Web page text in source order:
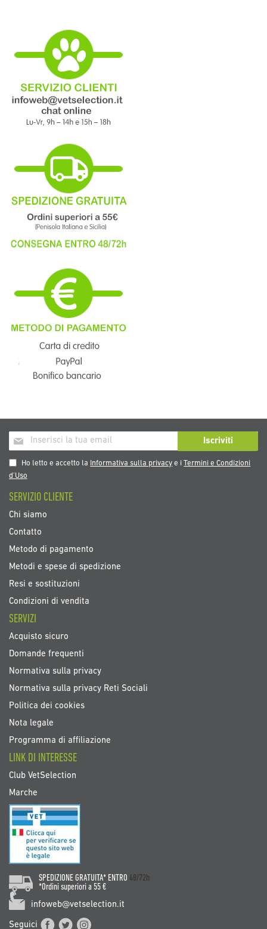
Iscriviti
alla
nostra
Newsletter:
Iscriviti
Ho letto e accetto la Informativa sulla privacy e iTermini e Condizioni
d’Uso
SERVIZIO CLIENTE
Chi siamo
Contatto
Metodo di pagamento
Metodi e spese di spedizione
Resi e sostituzioni
Condizioni di vendita
SERVIZI
Acquisto sicuro
Domande frequenti
Normativa sulla privacy
Normativa sulla privacy Reti Sociali
Politica dei cookies
Nota legale
Programma di affiliazione
LINK DI INTERESSE
Club VetSelection
Marche
SPEDIZIONE GRATUITA* ENTRO 48/72h
*Ordini superiori a 55 €
infoweb@vetselection.it
Seguici